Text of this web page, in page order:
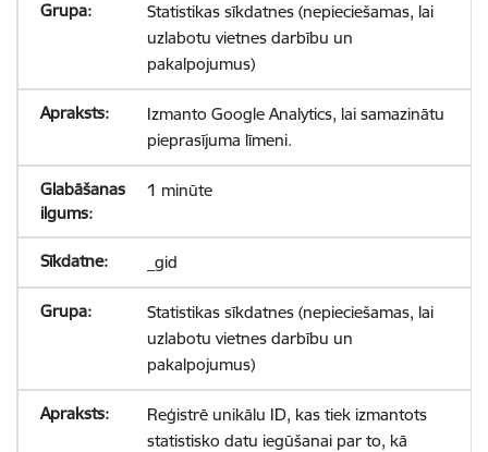
Statistikas sīkdatnes (nepieciešamas, lai
uzlabotu vietnes darbību un
pakalpojumus)
Izmanto Google Analytics, lai samazinātu
pieprasījuma līmeni.
1 minūte
_gid
Statistikas sīkdatnes (nepieciešamas, lai
uzlabotu vietnes darbību un
pakalpojumus)
Reģistrē unikālu ID, kas tiek izmantots
statistisko datu iegūšanai par to, kā